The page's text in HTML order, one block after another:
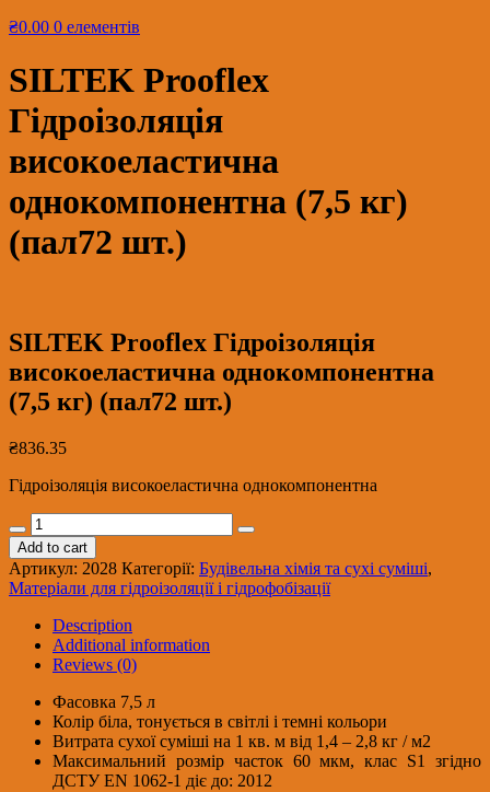
₴0.00 0 елементів
SILTEK Prooflex
Гідроізоляція
високоеластична
однокомпонентна (7,5 кг)
(пал72 шт.)
SILTEK Prooflex Гідроізоляція
високоеластична однокомпонентна
(7,5 кг) (пал72 шт.)
₴836.35
Гідроізоляція високоеластична однокомпонентна
SILTEK
Prooflex
Гідроізоляція
високоеластична
однокомпонентна
(7,5
кг)
(пал72
шт.)
quantity
Add to cart
Артикул: 2028 Категорії: Будівельна хімія та сухі суміші,
Матеріали для гідроізоляції і гідрофобізації
Description
Additional information
Reviews (0)
Фасовка 7,5 л
Колір біла, тонується в світлі і темні кольори
Витрата сухої суміші на 1 кв. м від 1,4 – 2,8 кг / м2
Максимальний розмір часток 60 мкм, клас S1 згідно
ДСТУ EN 1062-1 діє до: 2012